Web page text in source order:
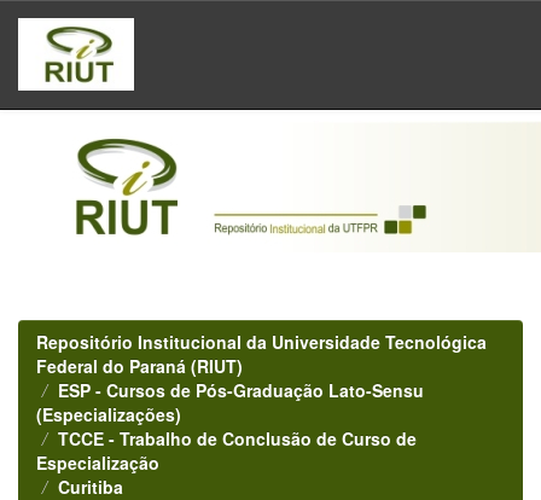
Skip
navigation
Repositório Institucional da Universidade Tecnológica
Federal do Paraná (RIUT)
ESP - Cursos de Pós-Graduação Lato-Sensu
(Especializações)
TCCE - Trabalho de Conclusão de Curso de
Especialização
Curitiba